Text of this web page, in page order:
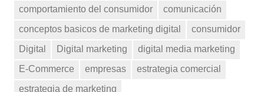
comportamiento del consumidor
comunicación
conceptos basicos de marketing digital
consumidor
Digital
Digital marketing
digital media marketing
E-Commerce
empresas
estrategia comercial
estrategia de marketing